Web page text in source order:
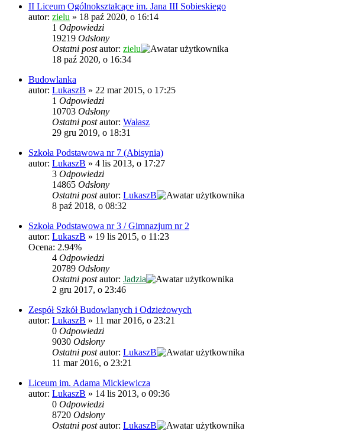
II Liceum Ogólnokształcące im. Jana III Sobieskiego
autor: zielu » 18 paź 2020, o 16:14
1 Odpowiedzi
19219 Odsłony
Ostatni postautor: zielu
18 paź 2020, o 16:34
Budowlanka
autor: LukaszB » 22 mar 2015, o 17:25
1 Odpowiedzi
10703 Odsłony
Ostatni postautor: Wałasz
29 gru 2019, o 18:31
Szkoła Podstawowa nr 7 (Abisynia)
autor: LukaszB » 4 lis 2013, o 17:27
3 Odpowiedzi
14865 Odsłony
Ostatni postautor: LukaszB
8 paź 2018, o 08:32
Szkoła Podstawowa nr 3 / Gimnazjum nr 2
autor: LukaszB » 19 lis 2015, o 11:23
Ocena: 2.94%
4 Odpowiedzi
20789 Odsłony
Ostatni postautor: Jadzia
2 gru 2017, o 23:46
Zespół Szkół Budowlanych i Odzieżowych
autor: LukaszB » 11 mar 2016, o 23:21
0 Odpowiedzi
9030 Odsłony
Ostatni postautor: LukaszB
11 mar 2016, o 23:21
Liceum im. Adama Mickiewicza
autor: LukaszB » 14 lis 2013, o 09:36
0 Odpowiedzi
8720 Odsłony
Ostatni postautor: LukaszB